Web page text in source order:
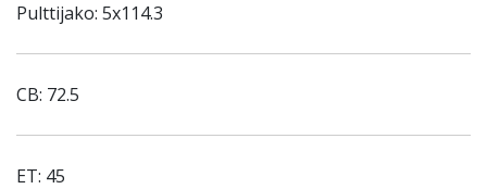
Pulttijako: 5x114.3
CB: 72.5
ET: 45